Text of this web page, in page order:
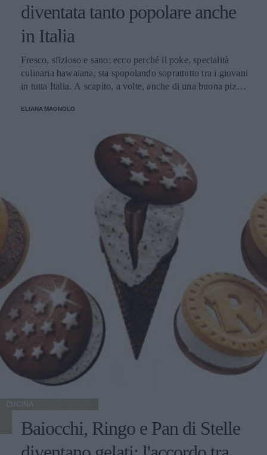
diventata tanto popolare anche
in Italia
Fresco, sfizioso e sano: ecco perché il poke, specialità
culinaria hawaiana, sta spopolando soprattutto tra i giovani
in tutta Italia. A scapito, a volte, anche di una buona pizza.
ELIANA MAGNOLO
CUCINA
Baiocchi, Ringo e Pan di Stelle